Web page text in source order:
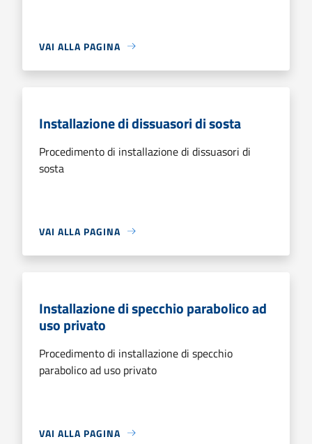
VAI ALLA PAGINA
Installazione di dissuasori di sosta
Procedimento di installazione di dissuasori di
sosta
VAI ALLA PAGINA
Installazione di specchio parabolico ad
uso privato
Procedimento di installazione di specchio
parabolico ad uso privato
VAI ALLA PAGINA